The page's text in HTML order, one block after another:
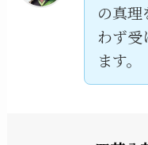
の真
わず受
ます。